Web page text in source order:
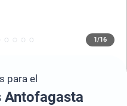
1/16
para el
Antofagasta